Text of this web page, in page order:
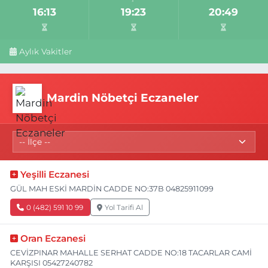
16:13 19:23 20:49
Aylık Vakitler
Mardin Nöbetçi Eczaneler
Yeşilli Eczanesi
GÜL MAH ESKİ MARDİN CADDE NO:37B 04825911099
0 (482) 591 10 99 Yol Tarifi Al
Oran Eczanesi
CEVİZPINAR MAHALLE SERHAT CADDE NO:18 TACARLAR CAMİ
KARŞISI 05427240782